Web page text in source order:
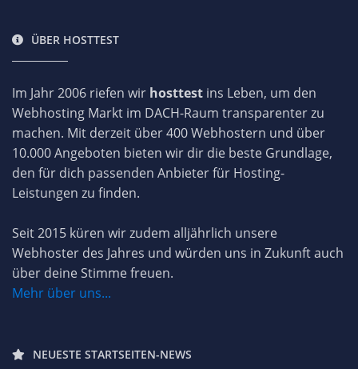
ÜBER HOSTTEST
Im Jahr 2006 riefen wir hosttest ins Leben, um den
Webhosting Markt im DACH-Raum transparenter zu
machen. Mit derzeit über 400 Webhostern und über
10.000 Angeboten bieten wir dir die beste Grundlage,
den für dich passenden Anbieter für Hosting-
Leistungen zu finden.
Seit 2015 küren wir zudem alljährlich unsere
Webhoster des Jahres und würden uns in Zukunft auch
über deine Stimme freuen.
Mehr über uns...
NEUESTE STARTSEITEN-NEWS